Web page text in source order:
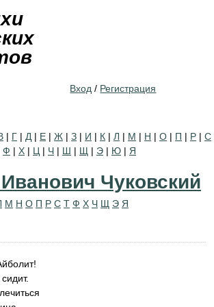
Вход / Регистрация
| Г | Д | Е | Ж | З | И | К | Л | М | Н | О | П | Р | С
Ф | Х | Ц | Ч | Ш | Щ | Э | Ю | Я
Чуковский
М Н О П Р С Т Ф Х Ч Щ Э Я